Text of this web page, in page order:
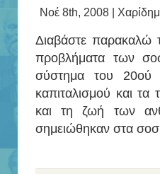
Νοέ 8th, 2008 |
Διαβάστε
προβλήματα των
σύστημα του 20ού
καπιταλισμού και τα
και τη ζωή των
σημειώθηκαν στα